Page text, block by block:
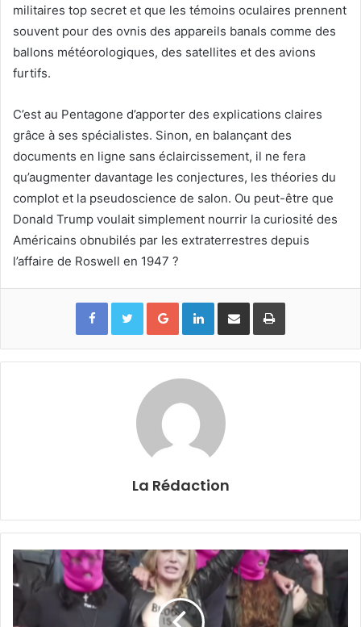
militaires top secret et que les témoins oculaires prennent
souvent pour des ovnis des appareils banals comme des
ballons météorologiques, des satellites et des avions
furtifs.
C’est au Pentagone d’apporter des explications claires
grâce à ses spécialistes. Sinon, en balançant des
documents en ligne sans éclaircissement, il ne fera
qu’augmenter davantage les conjectures, les théories du
complot et la pseudoscience de salon. Ou peut-être que
Donald Trump voulait simplement nourrir la curiosité des
Américains obnubilés par les extraterrestres depuis
l’affaire de Roswell en 1947 ?
Google+LinkedinPartager par email Imprimer
La Rédaction